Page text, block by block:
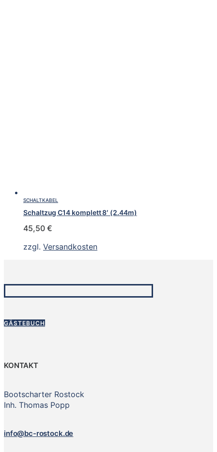
SCHALTKABEL
Schaltzug C14 komplett 8′ (2.44m)
45,50 €
zzgl. Versandkosten
GÄSTEBUCH
KONTAKT
Bootscharter Rostock
Inh. Thomas Popp
info@bc-rostock.de